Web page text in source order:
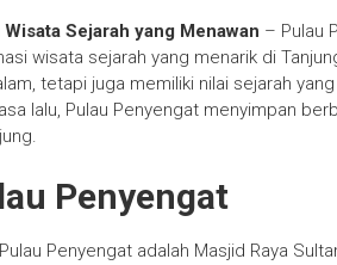
Sejarah yang Menawan – Pulau
wisata sejarah yang menarik di
tetapi juga memiliki nilai sejarah
lalu, Pulau Penyengat menyimpan
Penyengat
Penyengat adalah Masjid Raya